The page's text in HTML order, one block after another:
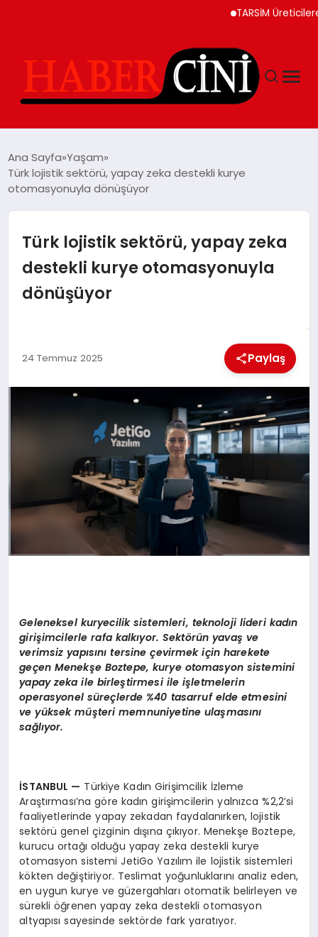
TARSİM Üreticilere
YAŞAM
GÜNCEL
TEKNOLOJI
GENEL
Ana Sayfa Yaşam
Türk lojistik sektörü, yapay zeka destekli kurye
otomasyonuyla dönüşüyor
Türk lojistik sektörü, yapay zeka
destekli kurye otomasyonuyla
dönüşüyor
24 Temmuz 2025 Paylaş
Geleneksel kuryecilik sistemleri, teknoloji lideri kadın
girişimcilerle rafa kalkıyor. Sektörün yavaş ve
verimsiz yapısını tersine çevirmek için harekete
geçen Menekşe Boztepe, kurye otomasyon sistemini
yapay zeka ile birleştirmesi ile işletmelerin
operasyonel süreçlerde %40 tasarruf elde etmesini
ve yüksek müşteri memnuniyetine ulaşmasını
sağlıyor.
İSTANBUL — Türkiye Kadın Girişimcilik İzleme
Araştırması’na göre kadın girişimcilerin yalnızca %2,2’si
faaliyetlerinde yapay zekadan faydalanırken, lojistik
sektörü genel çizginin dışına çıkıyor. Menekşe Boztepe,
kurucu ortağı olduğu yapay zeka destekli kurye
otomasyon sistemi JetiGo Yazılım ile lojistik sistemleri
kökten değiştiriyor. Teslimat yoğunluklarını analiz eden,
en uygun kurye ve güzergahları otomatik belirleyen ve
sürekli öğrenen yapay zeka destekli otomasyon
altyapısı sayesinde sektörde fark yaratıyor.